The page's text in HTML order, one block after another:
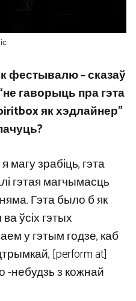
фестывалю– сказаў
гаворыць пра гэта
як хэдлайнер”
магу зрабіць, гэта
гэтая магчымасць
Гэта было б як
ўсіх гэтых
у гэтым годзе, каб
[perform at]
небудзь з кожнай